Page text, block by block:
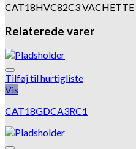
CAT18HVC82C3 VACHETTE
Relaterede varer
Tilføj til hurtigliste
Vis
CAT18GDCA3RC1